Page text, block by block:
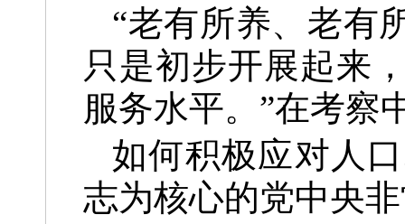
“老有所养、老有
只是初步开展起来
服务水平。”在考察
如何积极应对人
志为核心的党中央